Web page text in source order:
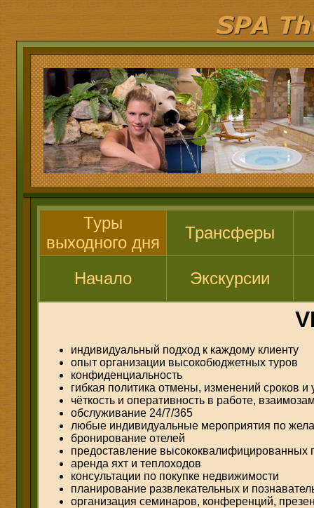
Туры
выходного дня
Трансферы
Начало Экскурсии
индивидуальный подход к каждому клиенту
опыт организации высокобюджетных туров
конфиденциальность
гибкая политика отмены, изменений сроков и
чёткость и оперативность в работе,
обслуживание 24/7/365
любые индивидуальные мероприятия по
бронирование отелей
предоставление высококвалифицированных
аренда яхт и теплоходов
консультации по покупке недвижимости
планирование развлекательных и
организация семинаров, конференций,